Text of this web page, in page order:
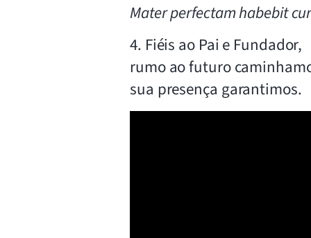
Mater perfectam habebit
4. Fiéis ao Pai e Fundador,
rumo ao futuro
sua presença garantimos.